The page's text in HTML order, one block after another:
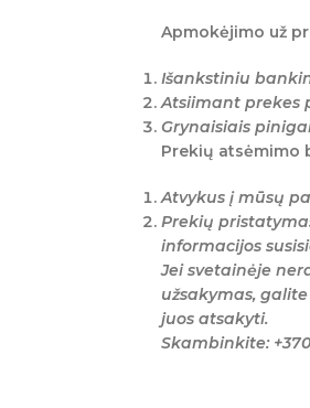
Apmokėjimo už
Išankstiniu
Atsiimant prekes
Grynaisiais
Prekių atsėmimo
Atvykus į mūsų
Prekių
informacijos
Jei svetainėje
užsakymas,
juos atsakyti.
Skambinkite: